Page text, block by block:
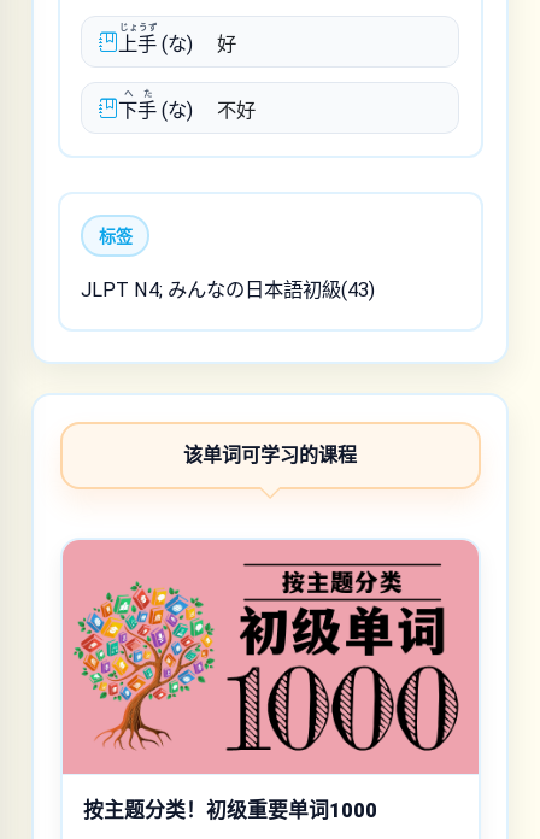
上手
じょうず
(な) 好
下手
へた
(な) 不好
标签
JLPT N4; みんなの日本語初級(43)
该单词可学习的课程
按主题分类！初级重要单词1000